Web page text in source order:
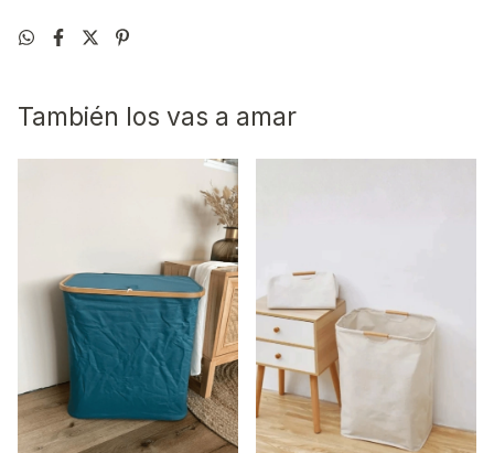
También los vas a amar